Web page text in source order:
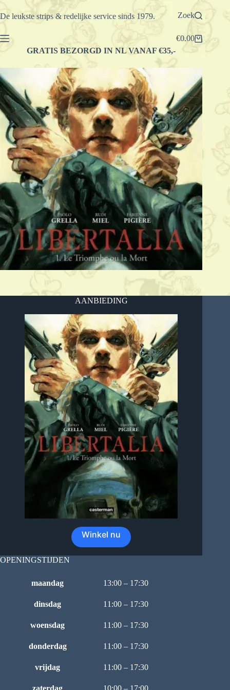
Ga
naar
De leukste strips & redelijke service sinds 1979. Zoek
Winkelwagen
€0.00
GRATIS BEZORGD IN NL VANAF €35,-
AANBIEDING
Winkel nu
OPENINGSTIJDEN
maandag 13:00 – 17:30
dinsdag 11:00 – 17:30
woensdag 11:00 – 17:30
donderdag 11:00 – 17:30
vrijdag 11:00 – 17:30